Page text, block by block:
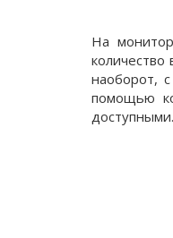
На
наоборот,
помощью